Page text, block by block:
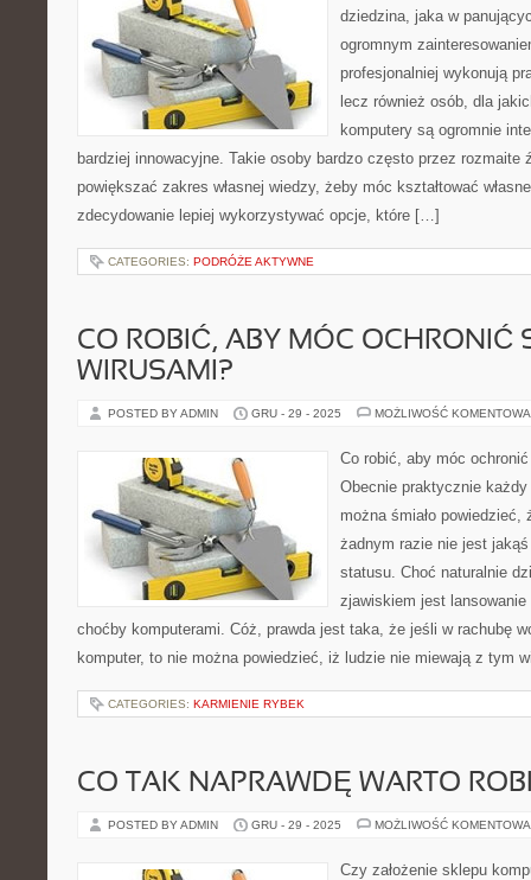
dziedzina, jaka w
ogromnym
profesjonalniej wykonują
lecz również osób, dla
komputery są ogromnie
bardziej innowacyjne. Takie osoby bardzo często przez rozmaite
powiększać zakres własnej wiedzy, żeby móc kształtować
zdecydowanie lepiej wykorzystywać opcje, które […]
CATEGORIES: PODRÓŻE AKTYWNE
CO ROBIĆ, ABY MÓC OCHRONIĆ
WIRUSAMI?
POSTED BY ADMIN GRU - 29 - 2025 MOŻLIWOŚĆ
Co robić, aby móc
Obecnie praktycznie
można śmiało powiedzieć,
żadnym razie nie jest jakąś
statusu. Choć naturalnie
zjawiskiem jest lansowanie
choćby komputerami. Cóż, prawda jest taka, że jeśli w rachubę
komputer, to nie można powiedzieć, iż ludzie nie miewają z tym
CATEGORIES: KARMIENIE RYBEK
CO TAK NAPRAWDĘ WARTO
POSTED BY ADMIN GRU - 29 - 2025 MOŻLIWOŚĆ
Czy założenie sklepu